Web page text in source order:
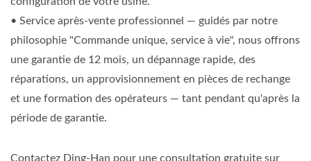
• Service après-vente professionnel — guidés par notre
philosophie "Commande unique, service à vie", nous offrons
une garantie de 12 mois, un dépannage rapide, des
réparations, un approvisionnement en pièces de rechange
et une formation des opérateurs — tant pendant qu'après la
période de garantie.
Contactez Ding-Han pour une consultation gratuite sur